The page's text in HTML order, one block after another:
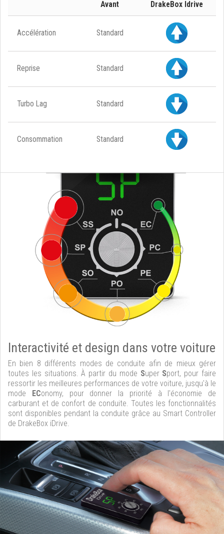
Avant DrakeBox Idrive
Accélération Standard
Reprise Standard
Turbo Lag Standard
Consommation Standard
Interactivité et design dans votre voiture
En bien 8 différents modes de conduite afin de mieux gérer
toutes les situations. À partir du mode Super Sport, pour faire
ressortir les meilleures performances de votre voiture, jusqu'à le
mode EConomy, pour donner la priorité à l'économie de
carburant et de confort de conduite. Toutes les fonctionnalités
sont disponibles pendant la conduite grâce au Smart Controller
de DrakeBox iDrive.